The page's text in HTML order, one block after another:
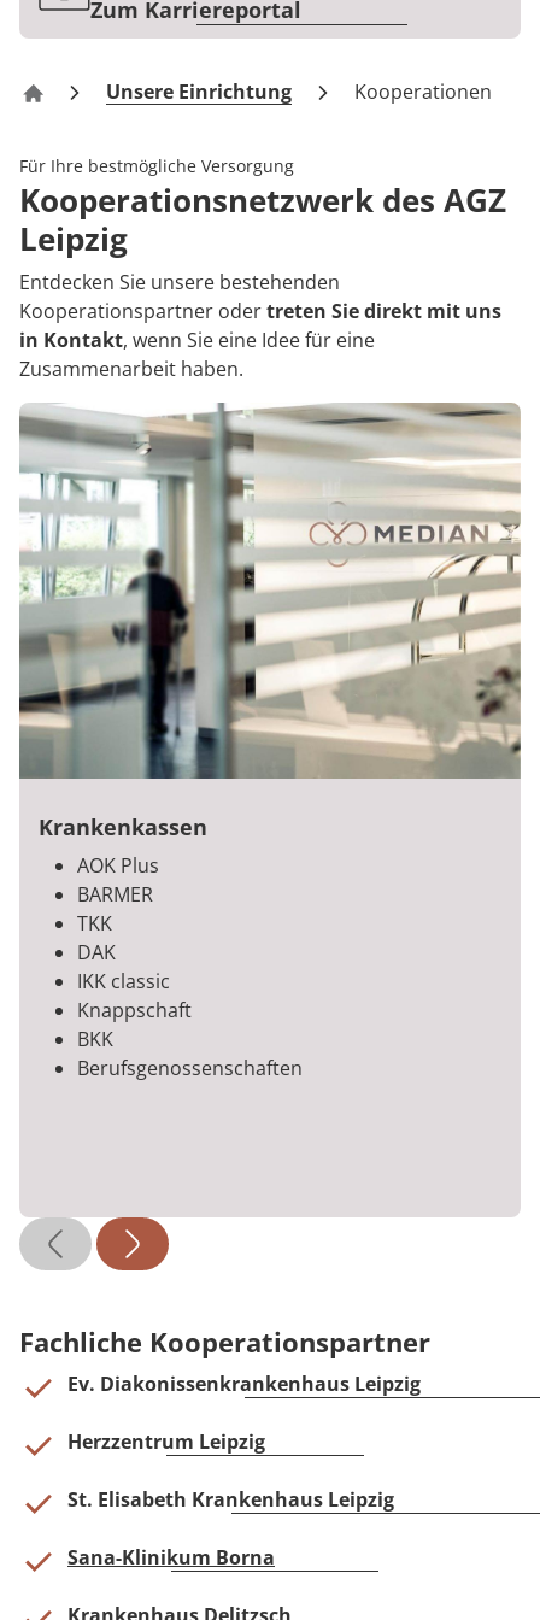
Karriere
Zum Karriereportal
AGZ Leipzig
Unsere Einrichtung Kooperationen
Für Ihre bestmögliche Versorgung
Kooperationsnetzwerk des AGZ
Leipzig
Entdecken Sie unsere bestehenden
Kooperationspartner odertreten Sie direkt mit uns
in Kontakt, wenn Sie eine Idee für eine
Zusammenarbeit haben.
Krankenkassen
AOK Plus
BARMER
TKK
DAK
IKK classic
Knappschaft
BKK
Berufsgenossenschaften
Fachliche Kooperationspartner
Ev. Diakonissenkrankenhaus Leipzig
Herzzentrum Leipzig
St. Elisabeth Krankenhaus Leipzig
Sana-Klinikum Borna